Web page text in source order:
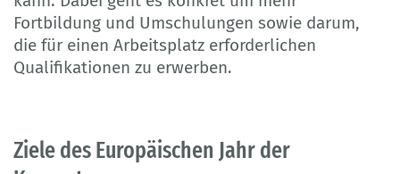
Fortbildung und Umschulungen sowie darum,
die für einen Arbeitsplatz erforderlichen
Qualifikationen zu erwerben.
Ziele des Europäischen Jahr der